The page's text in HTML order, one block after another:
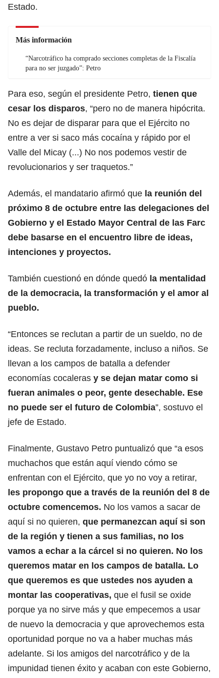
Estado.
Más información
“Narcotráfico ha comprado secciones completas de la Fiscalía
para no ser juzgado”: Petro
Para eso, según el presidente Petro, tienen que
cesar los disparos, “pero no de manera hipócrita.
No es dejar de disparar para que el Ejército no
entre a ver si saco más cocaína y rápido por el
Valle del Micay (...) No nos podemos vestir de
revolucionarios y ser traquetos.”
Además, el mandatario afirmó que la reunión del
próximo 8 de octubre entre las delegaciones del
Gobierno y el Estado Mayor Central de las Farc
debe basarse en el encuentro libre de ideas,
intenciones y proyectos.
También cuestionó en dónde quedó la mentalidad
de la democracia, la transformación y el amor al
pueblo.
“Entonces se reclutan a partir de un sueldo, no de
ideas. Se recluta forzadamente, incluso a niños. Se
llevan a los campos de batalla a defender
economías cocaleras y se dejan matar como si
fueran animales o peor, gente desechable. Ese
no puede ser el futuro de Colombia”, sostuvo el
jefe de Estado.
Finalmente, Gustavo Petro puntualizó que “a esos
muchachos que están aquí viendo cómo se
enfrentan con el Ejército, que yo no voy a retirar,
les propongo que a través de la reunión del 8 de
octubre comencemos. No los vamos a sacar de
aquí si no quieren, que permanezcan aquí si son
de la región y tienen a sus familias, no los
vamos a echar a la cárcel si no quieren. No los
queremos matar en los campos de batalla. Lo
que queremos es que ustedes nos ayuden a
montar las cooperativas, que el fusil se oxide
porque ya no sirve más y que empecemos a usar
de nuevo la democracia y que aprovechemos esta
oportunidad porque no va a haber muchas más
adelante. Si los amigos del narcotráfico y de la
impunidad tienen éxito y acaban con este Gobierno,